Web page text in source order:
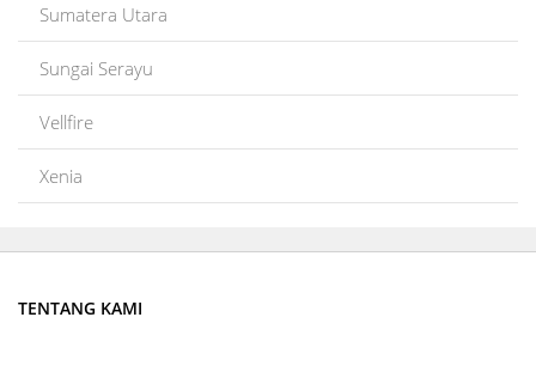
Sumatera Utara
Sungai Serayu
Vellfire
Xenia
TENTANG KAMI